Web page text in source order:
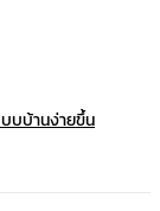
บบบ้านง่ายขึ้น